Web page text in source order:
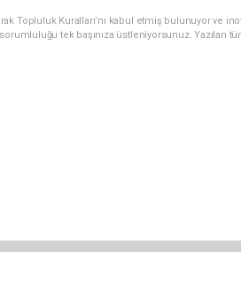
Topluluk Kuralları’nı kabul etmiş bulunuyor ve
sorumluluğu tek başınıza üstleniyorsunuz.